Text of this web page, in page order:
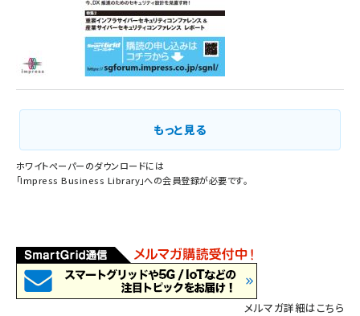
もっと見る
ホワイトペーパーのダウンロードには
「Impress Business Library」への会員登録が必要です。
メルマガ詳細はこちら